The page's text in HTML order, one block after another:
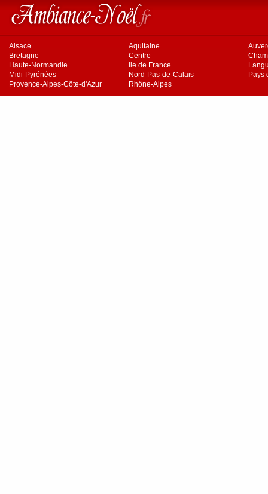
Alsace Aquitaine
Bretagne
Centre
Haute-Normandie
Ile de France
Midi-Pyrénées
Nord-Pas-de-Calais
Pays
Provence-Alpes-Côte-d'Azur
Rhône-Alpes